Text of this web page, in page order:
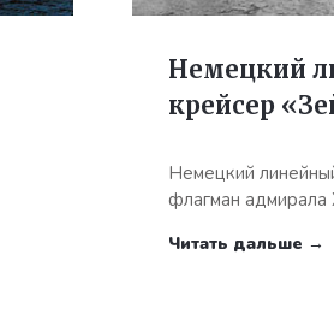
Немецкий
крейсер
Немецкий
флагман адмирала
Читать дальше →